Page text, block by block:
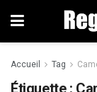
Accueil Tag
Étiquette :